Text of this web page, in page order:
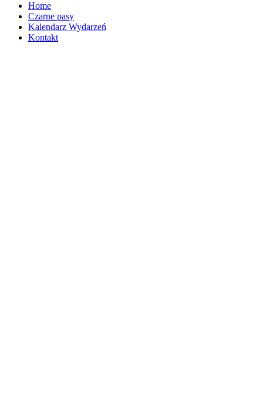
Home
Czarne pasy
Kalendarz Wydarzeń
Kontakt